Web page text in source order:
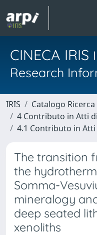
CINECA IRIS
Research
IRIS
Catalogo
4 Contributo in Atti
4.1 Contributo in
The transition
the
Somma-
mineralogy
deep seated
xenoliths